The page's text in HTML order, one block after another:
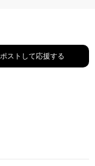
ポストして応援する